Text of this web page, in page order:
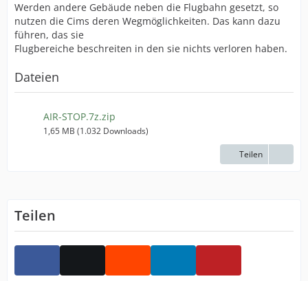
Werden andere Gebäude neben die Flugbahn gesetzt, so
nutzen die Cims deren Wegmöglichkeiten. Das kann dazu
führen, das sie
Flugbereiche beschreiten in den sie nichts verloren haben.
Dateien
AIR-STOP.7z.zip
1,65 MB (1.032 Downloads)
Teilen
Teilen